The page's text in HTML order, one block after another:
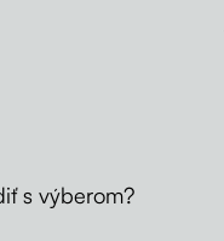
s výberom?